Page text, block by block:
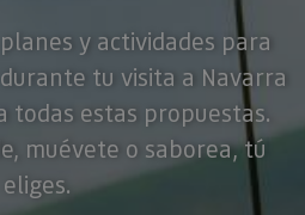
y actividades para
tu visita a Navarra
todas estas propuestas.
muévete o saborea, tú
eliges.